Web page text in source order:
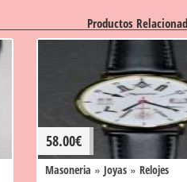
Productos
58.00€
Masoneria » Joyas » Relojes